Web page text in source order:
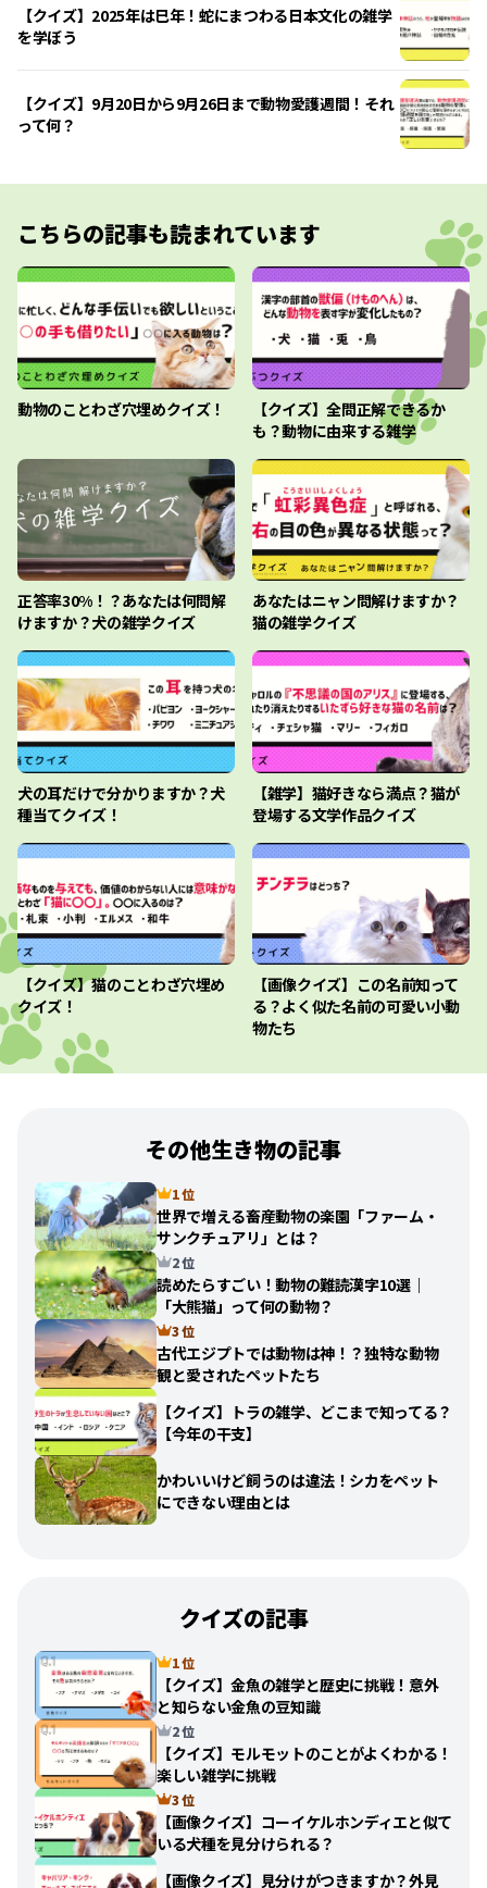
【クイズ】2025年は巳年！蛇にまつわる日本文化の雑学
を学ぼう
【クイズ】9月20日から9月26日まで動物愛護週間！それ
って何？
こちらの記事も読まれています
動物のことわざ穴埋めクイズ！
【クイズ】全問正解できるか
も？動物に由来する雑学
正答率30%！？あなたは何問解
けますか？犬の雑学クイズ
あなたはニャン問解けますか？
猫の雑学クイズ
犬の耳だけで分かりますか？犬
種当てクイズ！
【雑学】猫好きなら満点？猫が
登場する文学作品クイズ
【クイズ】猫のことわざ穴埋め
クイズ！
【画像クイズ】この名前知って
る？よく似た名前の可愛い小動
物たち
その他生き物の記事
1 位
世界で増える畜産動物の楽園「ファーム・
サンクチュアリ」とは？
2 位
読めたらすごい！動物の難読漢字10選｜
「大熊猫」って何の動物？
3 位
古代エジプトでは動物は神！？独特な動物
観と愛されたペットたち
【クイズ】トラの雑学、どこまで知ってる？
【今年の干支】
かわいいけど飼うのは違法！シカをペット
にできない理由とは
クイズの記事
1 位
【クイズ】金魚の雑学と歴史に挑戦！意外
と知らない金魚の豆知識
2 位
【クイズ】モルモットのことがよくわかる！
楽しい雑学に挑戦
3 位
【画像クイズ】コーイケルホンディエと似て
いる犬種を見分けられる？
【画像クイズ】見分けがつきますか？外見